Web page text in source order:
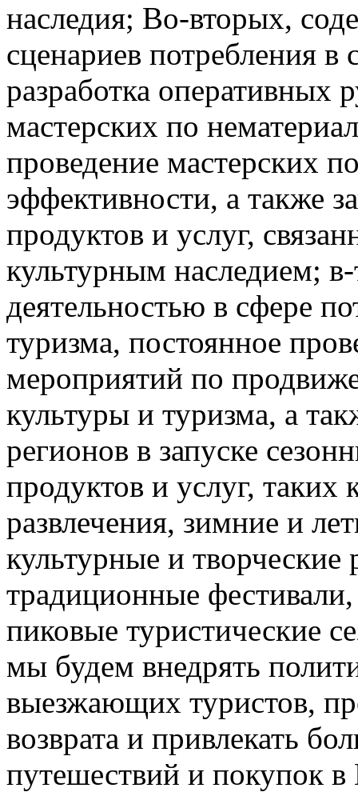
наследия; Во-вторых,
сценариев потребления в
разработка оперативных
мастерских по
проведение мастерских
эффективности, а также
продуктов и услуг,
культурным наследием;
деятельностью в сфере
туризма, постоянное
мероприятий по
культуры и туризма, а
регионов в запуске
продуктов и услуг,
развлечения, зимние и
культурные и
традиционные
пиковые туристические
мы будем внедрять
выезжающих туристов,
возврата и привлекать
путешествий и покупок в